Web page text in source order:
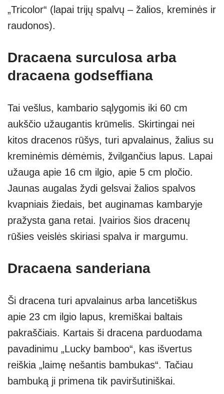
„Tricolor“ (lapai trijų spalvų – žalios, kreminės ir
raudonos).
Dracaena surculosa arba
dracaena godseffiana
Tai vešlus, kambario sąlygomis iki 60 cm
aukščio užaugantis krūmelis. Skirtingai nei
kitos dracenos rūšys, turi apvalainus, žalius su
kreminėmis dėmėmis, žvilgančius lapus. Lapai
užauga apie 16 cm ilgio, apie 5 cm pločio.
Jaunas augalas žydi gelsvai žalios spalvos
kvapniais žiedais, bet auginamas kambaryje
pražysta gana retai. Įvairios šios dracenų
rūšies veislės skiriasi spalva ir margumu.
Dracaena sanderiana
Ši dracena turi apvalainus arba lancetiškus
apie 23 cm ilgio lapus, kremiškai baltais
pakraščiais. Kartais ši dracena parduodama
pavadinimu „Lucky bamboo“, kas išvertus
reiškia „laimę nešantis bambukas“. Tačiau
bambuką ji primena tik paviršutiniškai.